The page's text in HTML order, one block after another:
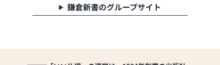
鎌倉新書のグループサイト